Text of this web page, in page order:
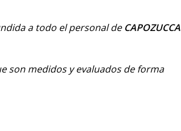
a todo el personal de CAPOZUCCA
son medidos y evaluados de forma